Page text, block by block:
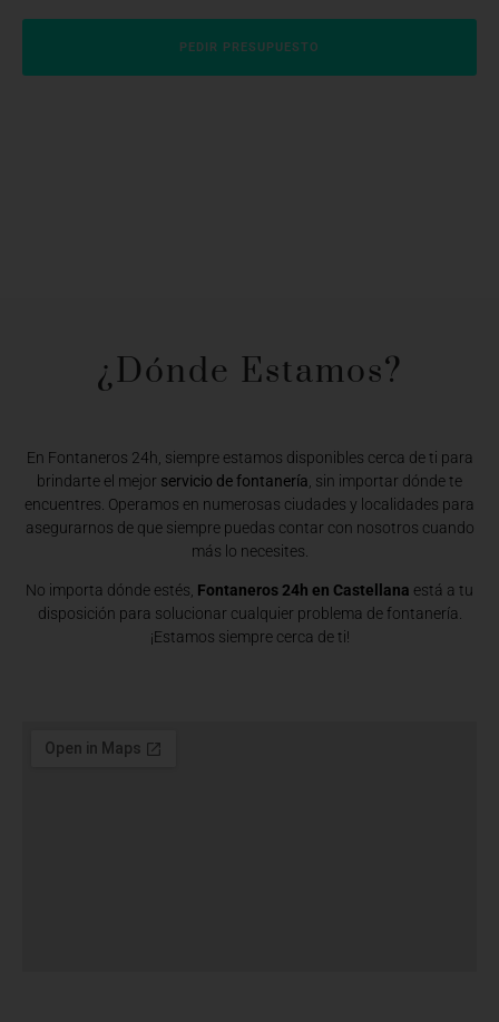
PEDIR PRESUPUESTO
¿Dónde Estamos?​
En Fontaneros 24h, siempre estamos disponibles cerca de ti para
brindarte el mejor servicio de fontanería , sin importar dónde te
encuentres. Operamos en numerosas ciudades y localidades para
asegurarnos de que siempre puedas contar con nosotros cuando
más lo necesites.
No importa dónde estés, Fontaneros 24h en Castellana está a tu
disposición para solucionar cualquier problema de fontanería.
¡Estamos siempre cerca de ti!